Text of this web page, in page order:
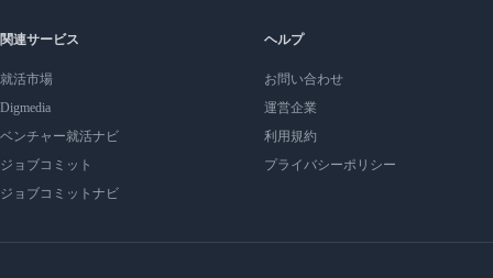
関連サービス
就活市場
Digmedia
ベンチャー就活ナビ
ジョブコミット
ジョブコミットナビ
ヘルプ
お問い合わせ
運営企業
利用規約
プライバシーポリシー